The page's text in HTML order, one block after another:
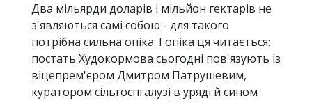
Два мільярди доларів і мільйон гектарів не
з'являються самі собою - для такого
потрібна сильна опіка. І опіка ця читається:
постать Худокормова сьогодні пов'язують із
віцепрем'єром Дмитром Патрушевим,
куратором сільгоспгалузі в уряді й сином